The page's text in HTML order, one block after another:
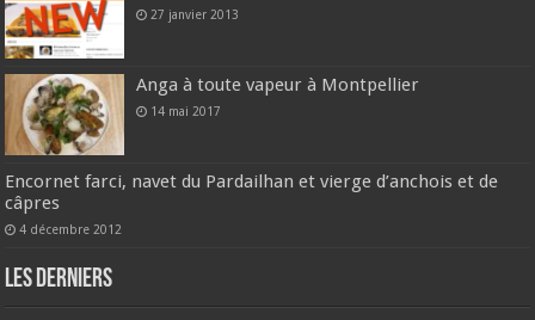
27 janvier 2013
Anga à toute vapeur à Montpellier
14 mai 2017
Encornet farci, navet du Pardailhan et vierge d’anchois et de
câpres
4 décembre 2012
Les derniers